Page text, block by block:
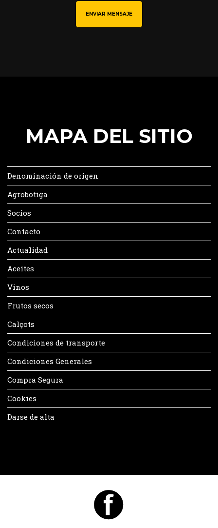
ENVIAR MENSAJE
MAPA DEL SITIO
Denominación de origen
Agrobotiga
Socios
Contacto
Actualidad
Aceites
Vinos
Frutos secos
Calçots
Condiciones de transporte
Condiciones Generales
Compra Segura
Cookies
Darse de alta